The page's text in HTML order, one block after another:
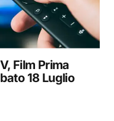
Film Prima
18 Luglio